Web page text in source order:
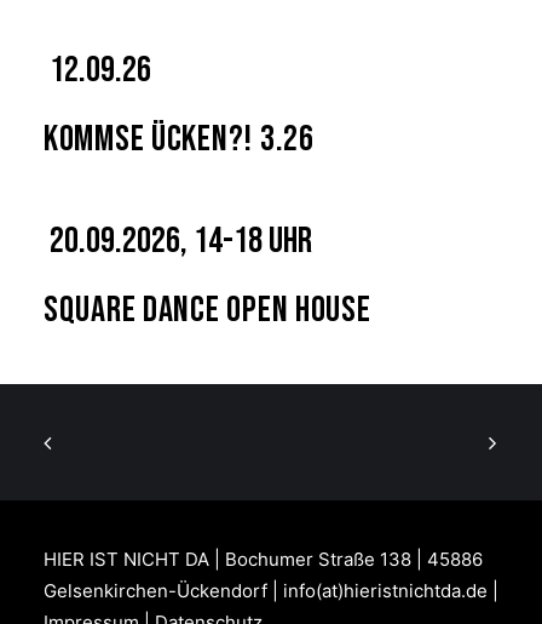
12.09.26
Kommse Ücken?! 3.26
20.09.2026, 14-18 Uhr
Square Dance Open House
HIER IST NICHT DA | Bochumer Straße 138 | 45886
Gelsenkirchen-Ückendorf | info(at)hieristnichtda.de |